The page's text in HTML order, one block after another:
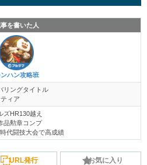
を書いた人
ハン攻略班
リングタイトル
ィア
ズHR130越え
品勲章コンプ
時代闘技大会で高成績
URL発行 お気に入り